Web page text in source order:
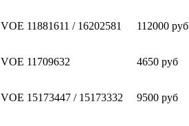
VOE 11881611 / 16202581 112000 руб
VOE 11709632 4650 руб
VOE 15173447 / 15173332 9500 руб